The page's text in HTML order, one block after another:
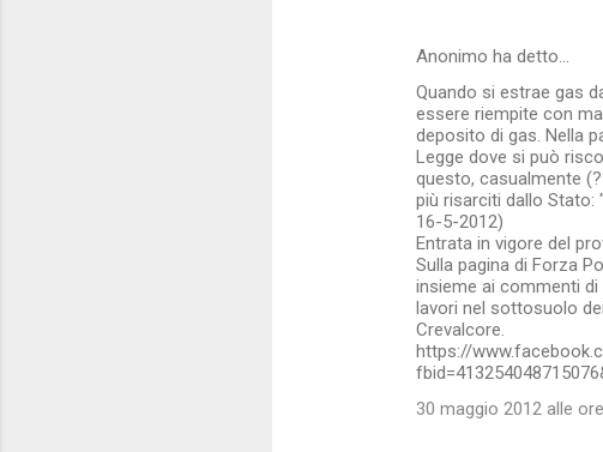
Anonimo ha detto…
Quando si estrae gas
essere riempite con
deposito di gas. Nella
Legge dove si può
questo, casualmente
più risarciti dallo Stato:
16-5-2012)
Entrata in vigore del
Sulla pagina di Forza
insieme ai commenti
lavori nel sottosuolo
Crevalcore.
https://
30 maggio 2012 alle